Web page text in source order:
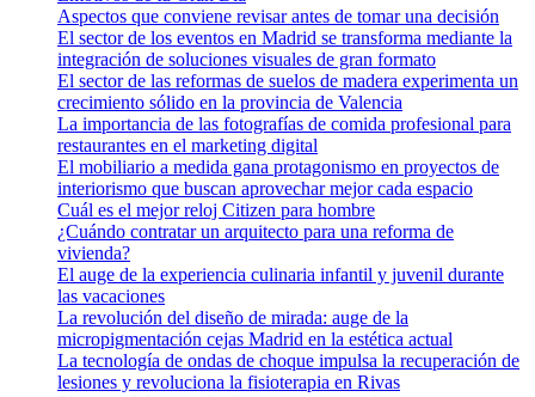
Aspectos que conviene revisar antes de tomar una decisión
El sector de los eventos en Madrid se transforma mediante la
integración de soluciones visuales de gran formato
El sector de las reformas de suelos de madera experimenta un
crecimiento sólido en la provincia de Valencia
La importancia de las fotografías de comida profesional para
restaurantes en el marketing digital
El mobiliario a medida gana protagonismo en proyectos de
interiorismo que buscan aprovechar mejor cada espacio
Cuál es el mejor reloj Citizen para hombre
¿Cuándo contratar un arquitecto para una reforma de
vivienda?
El auge de la experiencia culinaria infantil y juvenil durante
las vacaciones
La revolución del diseño de mirada: auge de la
micropigmentación cejas Madrid en la estética actual
La tecnología de ondas de choque impulsa la recuperación de
lesiones y revoluciona la fisioterapia en Rivas